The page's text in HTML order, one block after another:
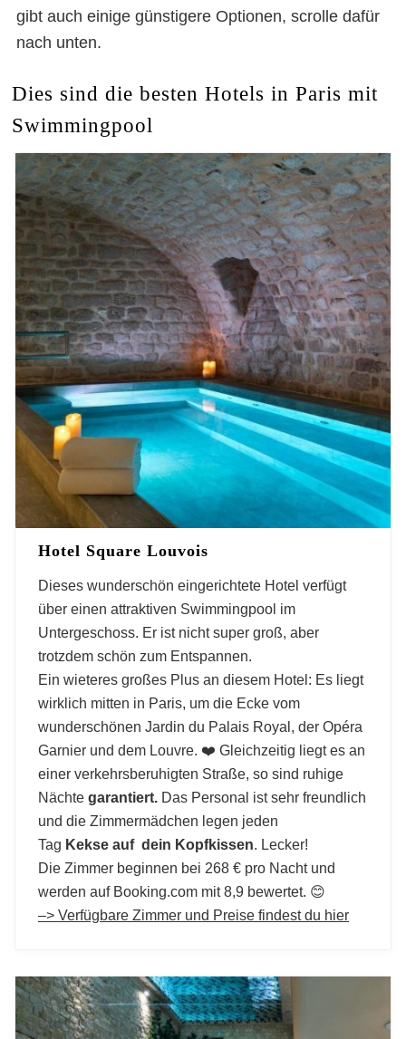
gibt auch einige günstigere Optionen, scrolle dafür
nach unten.
Dies sind die besten Hotels in Paris mit
Swimmingpool
Hotel Square Louvois
Dieses wunderschön eingerichtete Hotel verfügt
über einen attraktiven Swimmingpool im
Untergeschoss. Er ist nicht super groß, aber
trotzdem schön zum Entspannen.
Ein wieteres großes Plus an diesem Hotel: Es liegt
wirklich mitten in Paris, um die Ecke vom
wunderschönen Jardin du Palais Royal, der Opéra
Garnier und dem Louvre. ❤️ Gleichzeitig liegt es an
einer verkehrsberuhigten Straße, so sind ruhige
Nächte garantiert. Das Personal ist sehr freundlich
und die Zimmermädchen legen jeden
Tag Kekse auf dein Kopfkissen. Lecker!
Die Zimmer beginnen bei 268 € pro Nacht und
werden auf Booking.com mit 8,9 bewertet. 😊
–> Verfügbare Zimmer und Preise findest du hier